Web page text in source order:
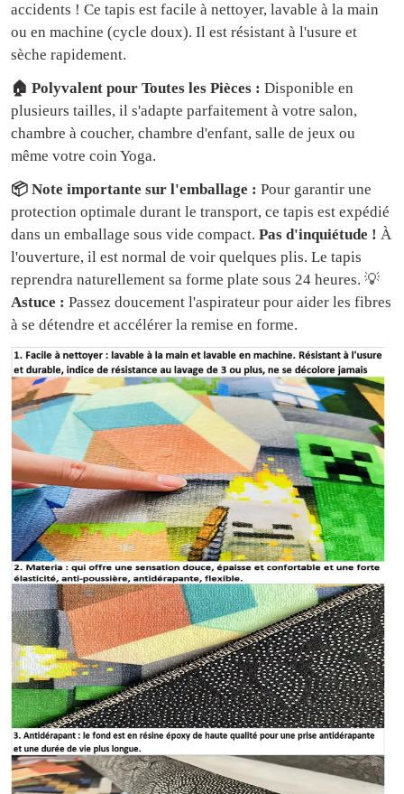
accidents ! Ce tapis est facile à nettoyer, lavable à la main
ou en machine (cycle doux). Il est résistant à l'usure et
sèche rapidement.
🏠 Polyvalent pour Toutes les Pièces : Disponible en
plusieurs tailles, il s'adapte parfaitement à votre salon,
chambre à coucher, chambre d'enfant, salle de jeux ou
même votre coin Yoga.
📦 Note importante sur l'emballage : Pour garantir une
protection optimale durant le transport, ce tapis est expédié
dans un emballage sous vide compact. Pas d'inquiétude ! À
l'ouverture, il est normal de voir quelques plis. Le tapis
reprendra naturellement sa forme plate sous 24 heures. 💡
Astuce : Passez doucement l'aspirateur pour aider les fibres
à se détendre et accélérer la remise en forme.